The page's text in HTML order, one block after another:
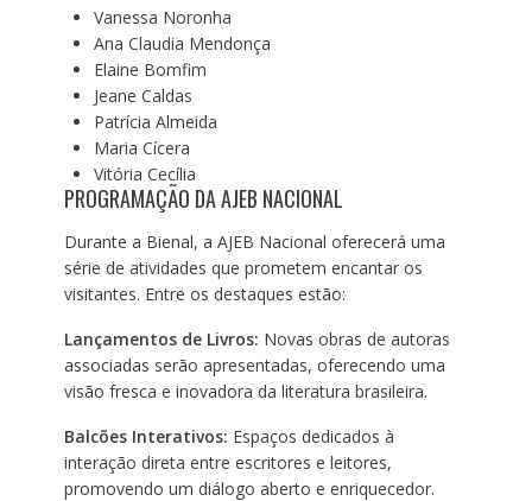
Vanessa Noronha
Ana Claudia Mendonça
Elaine Bomfim
Jeane Caldas
Patrícia Almeida
Maria Cícera
Vitória Cecília
PROGRAMAÇÃO DA AJEB NACIONAL
Durante a Bienal, a AJEB Nacional oferecerá uma
série de atividades que prometem encantar os
visitantes. Entre os destaques estão:
Lançamentos de Livros: Novas obras de autoras
associadas serão apresentadas, oferecendo uma
visão fresca e inovadora da literatura brasileira.
Balcões Interativos: Espaços dedicados à
interação direta entre escritores e leitores,
promovendo um diálogo aberto e enriquecedor.